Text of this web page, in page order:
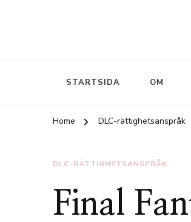
STARTSIDA OM
Home DLC-rättighetsanspråk
DLC-RÄTTIGHETSANSPRÅK
Final